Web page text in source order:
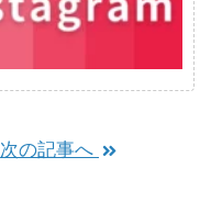
次の記事へ